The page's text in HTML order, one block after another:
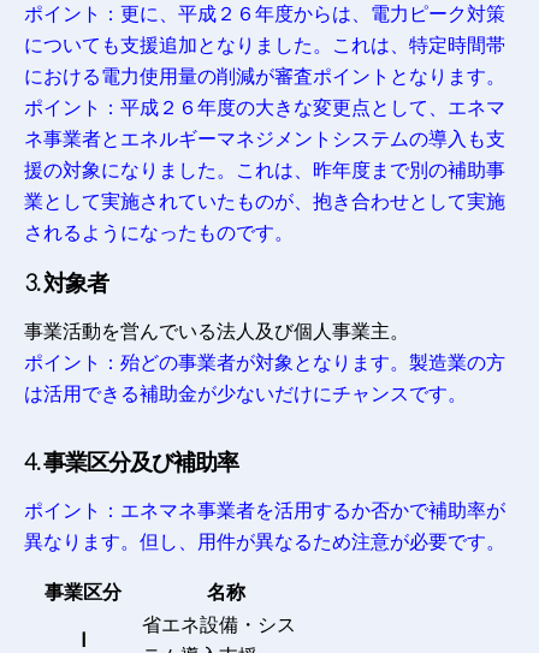
ポイント：更に、平成２６年度からは、電力ピーク対策
についても支援追加となりました。これは、特定時間帯
における電力使用量の削減が審査ポイントとなります。
ポイント：平成２６年度の大きな変更点として、エネマ
ネ事業者とエネルギーマネジメントシステムの導入も支
援の対象になりました。これは、昨年度まで別の補助事
業として実施されていたものが、抱き合わせとして実施
されるようになったものです。
3. 対象者
事業活動を営んでいる法人及び個人事業主。
ポイント：殆どの事業者が対象となります。製造業の方
は活用できる補助金が少ないだけにチャンスです。
4. 事業区分及び補助率
ポイント：エネマネ事業者を活用するか否かで補助率が
異なります。但し、用件が異なるため注意が必要です。
事業区分 名称
Ⅰ
省エネ設備・シス